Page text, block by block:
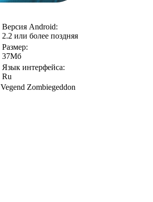
Версия Android:
2.2 или более поздняя
Размер:
37Мб
Язык интерфейса:
Ru